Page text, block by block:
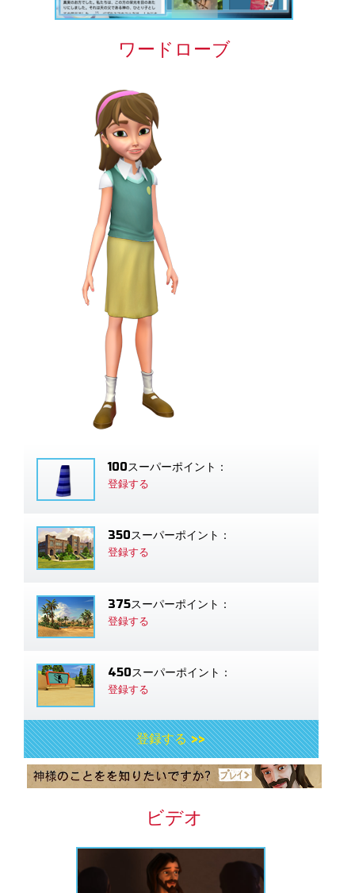
ワードローブ
100スーパーポイント：
登録する
350スーパーポイント：
登録する
375スーパーポイント：
登録する
450スーパーポイント：
登録する
登録する >>
ビデオ